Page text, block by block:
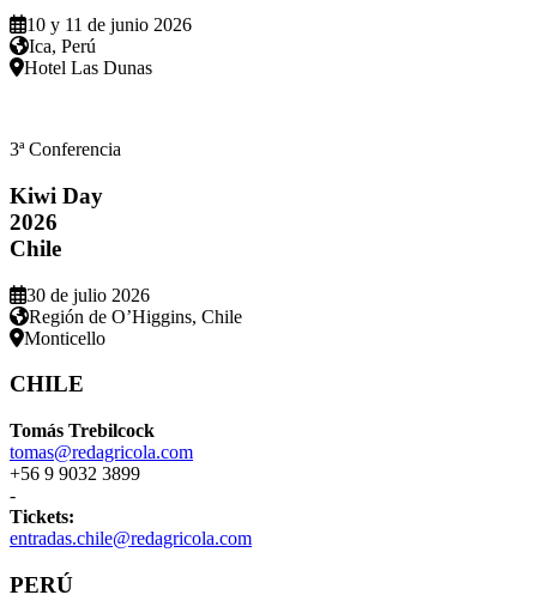
10 y 11 de junio 2026
Ica, Perú
Hotel Las Dunas
3ª Conferencia
Kiwi Day
2026
Chile
30 de julio 2026
Región de O’Higgins, Chile
Monticello
CHILE
Tomás Trebilcock
tomas@redagricola.com
+56 9 9032 3899
-
Tickets:
entradas.chile@redagricola.com
PERÚ